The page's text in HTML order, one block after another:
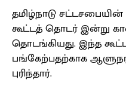
தமிழ்நாடு
கூட்டத் தொடர் இன்று
தொடங்கியது. இந்த
பங்கேற்பதற்காக
புரிந்தார்.